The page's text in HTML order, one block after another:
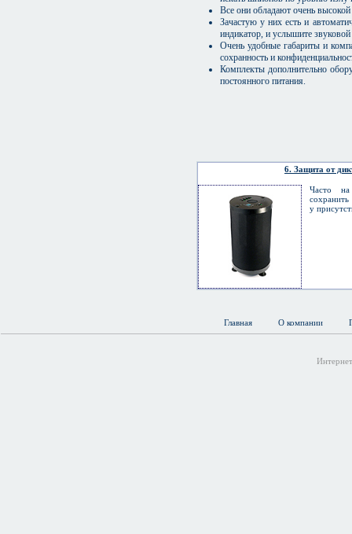
Все они обладают очень
Зачастую у них есть и
индикатор, и услышите звуковой
Очень удобные габариты и
сохранность и
Комплекты дополнительно
постоянного питания.
6. Защита от
Часто на
у
Главная О компании